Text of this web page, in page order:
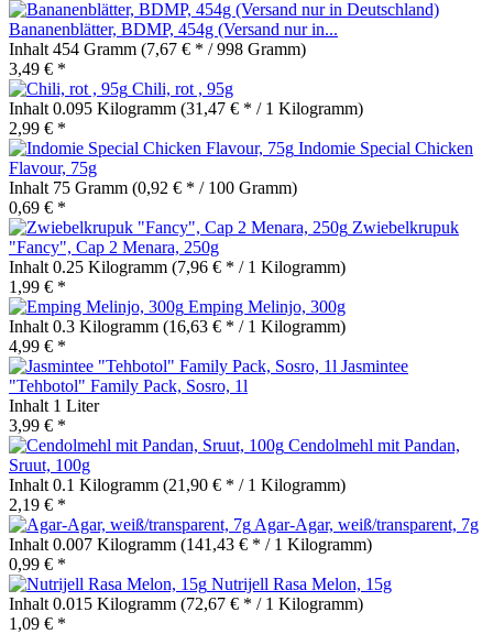
Bananenblätter, BDMP, 454g (Versand nur in...
Inhalt 454 Gramm (7,67 € * / 998 Gramm)
3,49 € *
Chili, rot , 95g
Inhalt 0.095 Kilogramm (31,47 € * / 1 Kilogramm)
2,99 € *
Indomie Special Chicken
Flavour, 75g
Inhalt 75 Gramm (0,92 € * / 100 Gramm)
0,69 € *
Zwiebelkrupuk
"Fancy", Cap 2 Menara, 250g
Inhalt 0.25 Kilogramm (7,96 € * / 1 Kilogramm)
1,99 € *
Emping Melinjo, 300g
Inhalt 0.3 Kilogramm (16,63 € * / 1 Kilogramm)
4,99 € *
Jasmintee
"Tehbotol" Family Pack, Sosro, 1l
Inhalt 1 Liter
3,99 € *
Cendolmehl mit Pandan,
Sruut, 100g
Inhalt 0.1 Kilogramm (21,90 € * / 1 Kilogramm)
2,19 € *
Agar-Agar, weiß/transparent, 7g
Inhalt 0.007 Kilogramm (141,43 € * / 1 Kilogramm)
0,99 € *
Nutrijell Rasa Melon, 15g
Inhalt 0.015 Kilogramm (72,67 € * / 1 Kilogramm)
1,09 € *